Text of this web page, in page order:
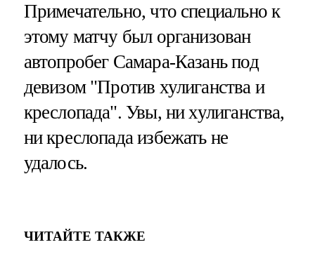
Примечательно, что специально к
этому матчу был организован
автопробег Самара-Казань под
девизом "Против хулиганства и
креслопада". Увы, ни хулиганства,
ни креслопада избежать не
удалось.
ЧИТАЙТЕ ТАКЖЕ